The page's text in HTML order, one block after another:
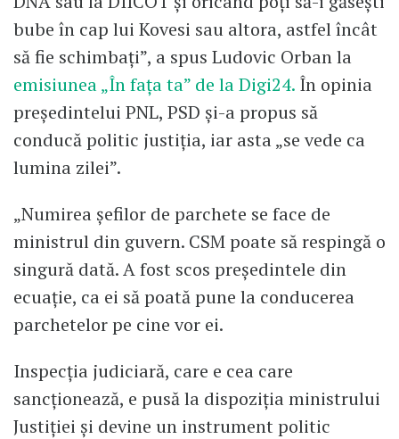
bube în cap lui Kovesi sau altora, astfel încât
să fie schimbați”, a spus Ludovic Orban la
emisiunea „În fața ta” de la Digi24. În opinia
președintelui PNL, PSD și-a propus să
conducă politic justiția, iar asta „se vede ca
lumina zilei”.
„Numirea șefilor de parchete se face de
ministrul din guvern. CSM poate să respingă o
singură dată. A fost scos președintele din
ecuație, ca ei să poată pune la conducerea
parchetelor pe cine vor ei.
Inspecția judiciară, care e cea care
sancționează, e pusă la dispoziția ministrului
Justiției și devine un instrument politic